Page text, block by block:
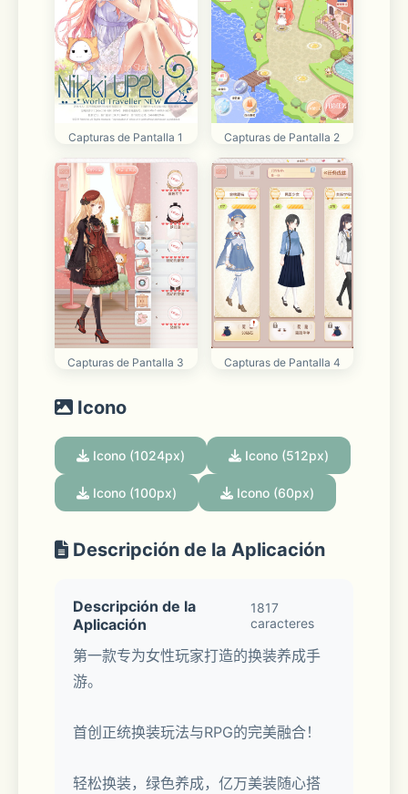
Capturas de Pantalla 1 Capturas de Pantalla 2
Capturas de Pantalla 3 Capturas de Pantalla 4
Icono
Icono (1024px) Icono (512px)
Icono (100px) Icono (60px)
Descripción de la Aplicación
Descripción de la
Aplicación
1817
caracteres
第一款专为女性玩家打造的换装养成手
游。
首创正统换装玩法与RPG的完美融合！
轻松换装，绿色养成，亿万美装随心搭